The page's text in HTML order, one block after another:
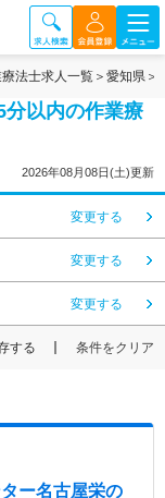
法士求人一覧 愛知県
以内の作業療
2026年08月08日(土)更新
変更する
変更する
変更する
する 条件をクリア
ー名古屋栄の